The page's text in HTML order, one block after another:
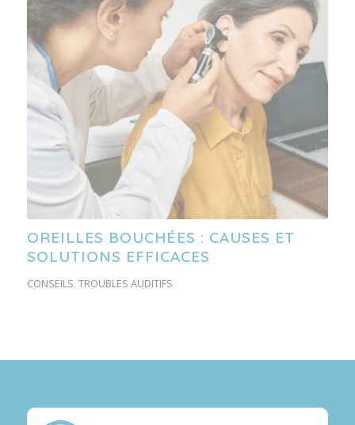
OREILLES BOUCHÉES : CAUSES ET
SOLUTIONS EFFICACES
CONSEILS, TROUBLES AUDITIFS